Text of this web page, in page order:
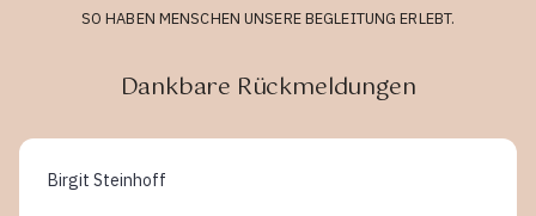
SO HABEN MENSCHEN UNSERE BEGLEITUNG ERLEBT.
Dankbare Rückmeldungen
Birgit Steinhoff